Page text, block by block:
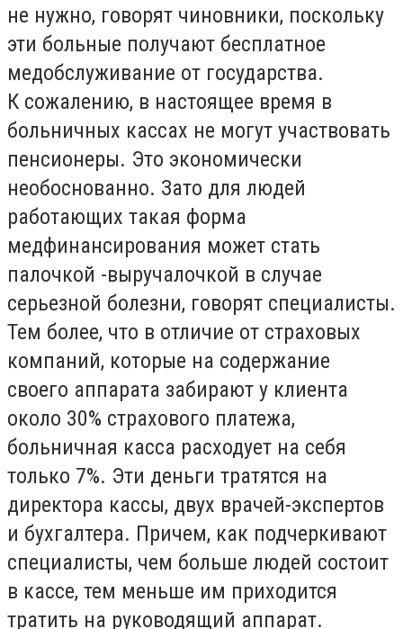
не нужно, говорят чиновники, поскольку
эти больные получают бесплатное
медобслуживание от государства.
К сожалению, в настоящее время в
больничных кассах не могут участвовать
пенсионеры. Это экономически
необоснованно. Зато для людей
работающих такая форма
медфинансирования может стать
палочкой -выручалочкой в случае
серьезной болезни, говорят специалисты.
Тем более, что в отличие от страховых
компаний, которые на содержание
своего аппарата забирают у клиента
около 30% страхового платежа,
больничная касса расходует на себя
только 7%. Эти деньги тратятся на
директора кассы, двух врачей-экспертов
и бухгалтера. Причем, как подчеркивают
специалисты, чем больше людей состоит
в кассе, тем меньше им приходится
тратить на руководящий аппарат.